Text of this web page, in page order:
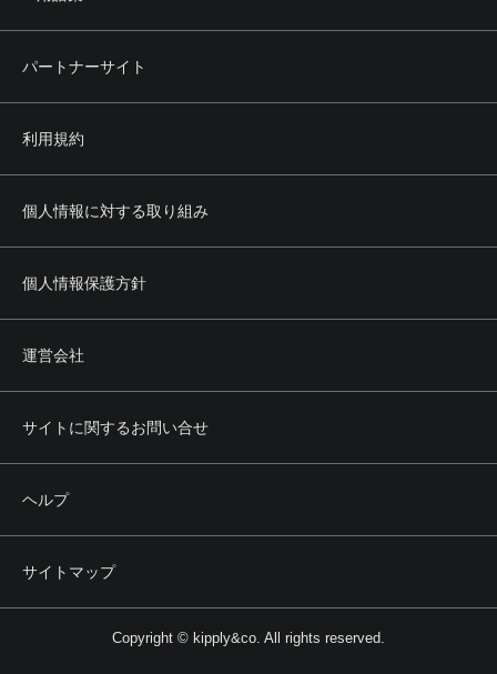
パートナーサイト
利用規約
個人情報に対する取り組み
個人情報保護方針
運営会社
サイトに関するお問い合せ
ヘルプ
サイトマップ
Copyright © kipply&co. All rights reserved.